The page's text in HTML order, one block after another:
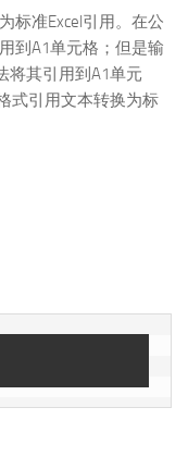
标准Excel引用。在公
到A1单元格；但是输
将其引用到A1单元
式引用文本转换为标